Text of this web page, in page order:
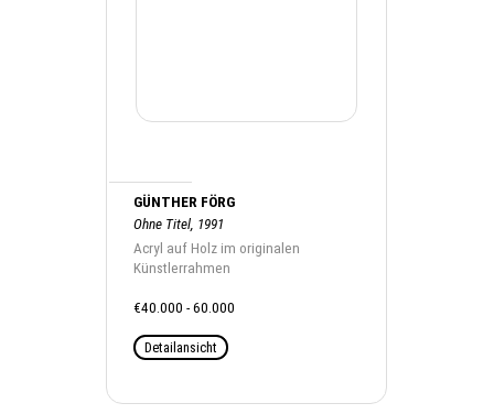
GÜNTHER FÖRG
Ohne Titel, 1991
Acryl auf Holz im originalen
Künstlerrahmen
€40.000 - 60.000
Detailansicht